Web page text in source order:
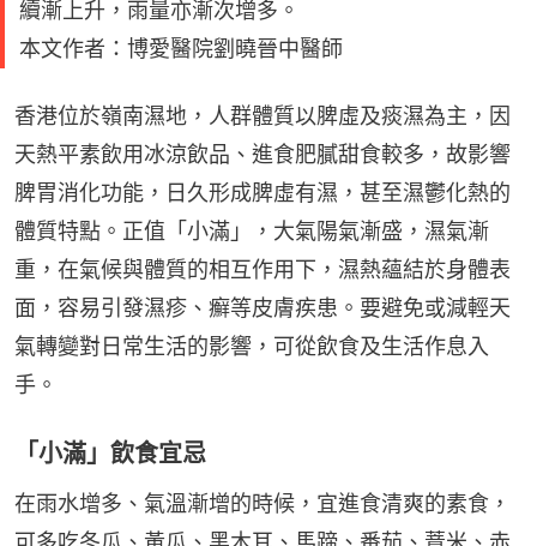
續漸上升，雨量亦漸次增多。
本文作者：博愛醫院劉曉晉中醫師
香港位於嶺南濕地，人群體質以脾虛及痰濕為主，因
天熱平素飲用冰涼飲品、進食肥膩甜食較多，故影響
脾胃消化功能，日久形成脾虛有濕，甚至濕鬱化熱的
體質特點。正值「小滿」，大氣陽氣漸盛，濕氣漸
重，在氣候與體質的相互作用下，濕熱蘊結於身體表
面，容易引發濕疹、癬等皮膚疾患。要避免或減輕天
氣轉變對日常生活的影響，可從飲食及生活作息入
手。
「小滿」飲食宜忌
在雨水增多、氣溫漸增的時候，宜進食清爽的素食，